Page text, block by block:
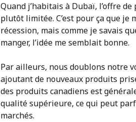
Quand j’habitais à Dubaï, l’offre
plutôt limitée. C’est pour ça que je
récession, mais comme je savais
manger, l’idée me semblait bonne.
Par ailleurs, nous doublons notre
ajoutant de nouveaux produits
des produits canadiens est
qualité supérieure, ce qui peut
marchés.